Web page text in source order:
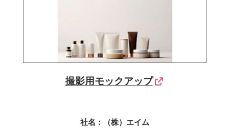
撮影用モックアップ
社名：（株）エイム